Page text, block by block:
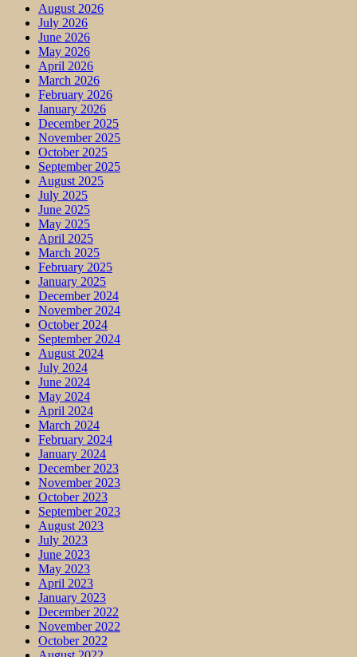
August 2026
July 2026
June 2026
May 2026
April 2026
March 2026
February 2026
January 2026
December 2025
November 2025
October 2025
September 2025
August 2025
July 2025
June 2025
May 2025
April 2025
March 2025
February 2025
January 2025
December 2024
November 2024
October 2024
September 2024
August 2024
July 2024
June 2024
May 2024
April 2024
March 2024
February 2024
January 2024
December 2023
November 2023
October 2023
September 2023
August 2023
July 2023
June 2023
May 2023
April 2023
January 2023
December 2022
November 2022
October 2022